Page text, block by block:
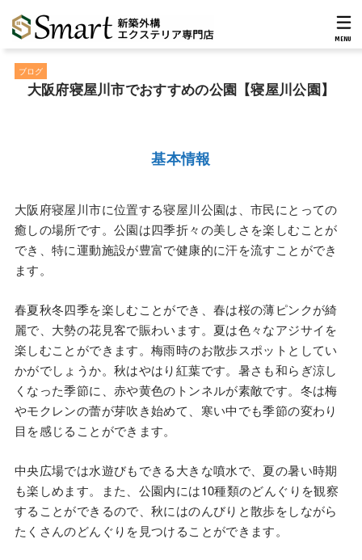
MENU
ブログ
大阪府寝屋川市でおすすめの公園【寝屋川公園】
基本情報
大阪府寝屋川市に位置する寝屋川公園は、市民にとっての
癒しの場所です。公園は四季折々の美しさを楽しむことが
でき、特に運動施設が豊富で健康的に汗を流すことができ
ます。
春夏秋冬四季を楽しむことができ、春は桜の薄ピンクが綺
麗で、大勢の花見客で賑わいます。夏は色々なアジサイを
楽しむことができます。梅雨時のお散歩スポットとしてい
かがでしょうか。秋はやはり紅葉です。暑さも和らぎ涼し
くなった季節に、赤や黄色のトンネルが素敵です。冬は梅
やモクレンの蕾が芽吹き始めて、寒い中でも季節の変わり
目を感じることができます。
中央広場では水遊びもできる大きな噴水で、夏の暑い時期
も楽しめます。また、公園内には10種類のどんぐりを観察
することができるので、秋にはのんびりと散歩をしながら
たくさんのどんぐりを見つけることができます。